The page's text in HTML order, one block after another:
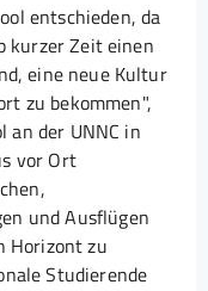
entschieden, da
kurzer Zeit einen
eine neue Kultur
zu bekommen",
an der UNNC in
vor Ort
und Ausflügen
Horizont zu
Studierende